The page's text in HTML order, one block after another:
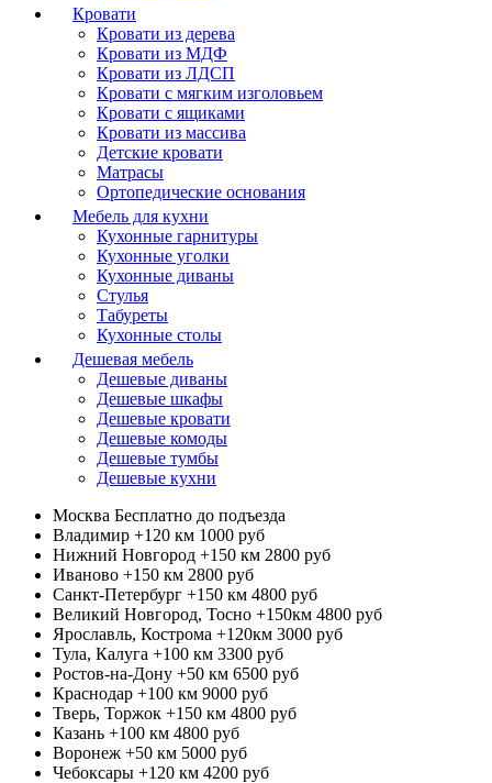
Кровати
Кровати из дерева
Кровати из МДФ
Кровати из ЛДСП
Кровати с мягким изголовьем
Кровати с ящиками
Кровати из массива
Детские кровати
Матрасы
Ортопедические основания
Мебель для кухни
Кухонные гарнитуры
Кухонные уголки
Кухонные диваны
Стулья
Табуреты
Кухонные столы
Дешевая мебель
Дешевые диваны
Дешевые шкафы
Дешевые кровати
Дешевые комоды
Дешевые тумбы
Дешевые кухни
Москва Бесплатно до подъезда
Владимир +120 км 1000 руб
Нижний Новгород +150 км 2800 руб
Иваново +150 км 2800 руб
Санкт-Петербург +150 км 4800 руб
Великий Новгород, Тосно +150км 4800 руб
Ярославль, Кострома +120км 3000 руб
Тула, Калуга +100 км 3300 руб
Ростов-на-Дону +50 км 6500 руб
Краснодар +100 км 9000 руб
Тверь, Торжок +150 км 4800 руб
Казань +100 км 4800 руб
Воронеж +50 км 5000 руб
Чебоксары +120 км 4200 руб